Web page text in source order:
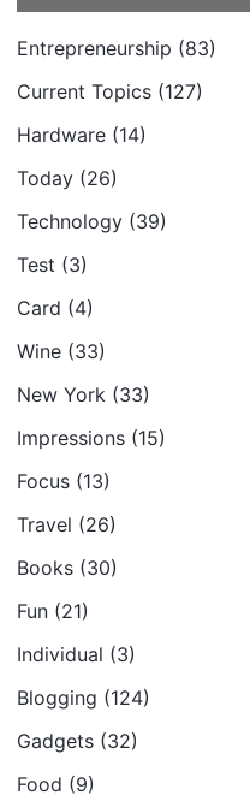
Entrepreneurship (83)
Current Topics (127)
Hardware (14)
Today (26)
Technology (39)
Test (3)
Card (4)
Wine (33)
New York (33)
Impressions (15)
Focus (13)
Travel (26)
Books (30)
Fun (21)
Individual (3)
Blogging (124)
Gadgets (32)
Food (9)